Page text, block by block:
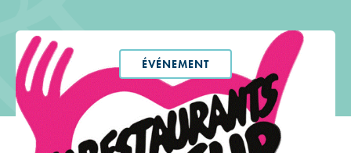
ÉVÉNEMENT